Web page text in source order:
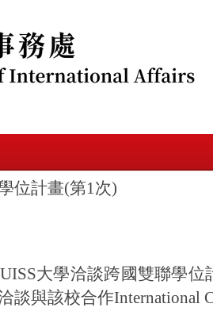
位計畫(第1次)
大學洽談跨國雙聯學位
與該校合作International